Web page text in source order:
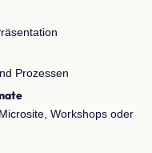
Prozessen
Workshops oder